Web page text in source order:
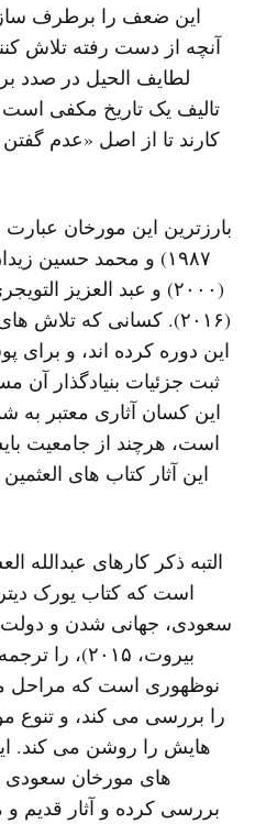
این ضعف را برطرف
آنچه از دست رفته تلاش
لطایف الحیل در صدد
تالیف یک تاریخ مکفی
کارند تا از اصل «عدم
بارزترین این مورخان عبارت
(۲۰۱۶). کسانی که تلاش
این دوره کرده اند، و
ثبت جزئیات بنیادگذار آن
این کسان آثاری معتبر به
است، هرچند از جامعیت
این آثار کتاب های
است که کتاب یورک
سعودی، جهانی شدن و دولت
بیروت،
نوظهوری است که مراحل
را بررسی می کند، و تنوع
هایش را روشن می کند.
های مورخان سعودی
بررسی کرده و آثار قدیم